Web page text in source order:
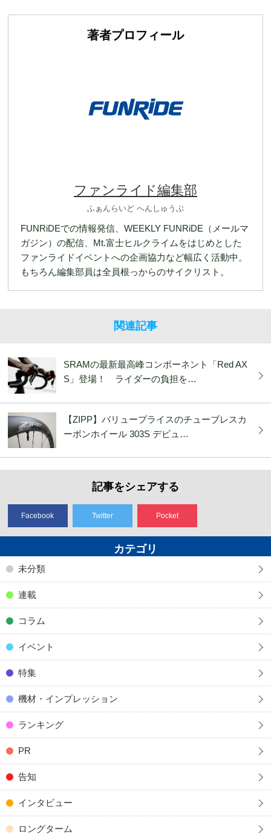
著者プロフィール
ファンライド編集部
ふぁんらいど へんしゅうぶ
FUNRiDEでの情報発信、WEEKLY FUNRiDE（メールマ
ガジン）の配信、Mt.富士ヒルクライムをはじめとした
ファンライドイベントへの企画協力など幅広く活動中。
もちろん編集部員は全員根っからのサイクリスト。
関連記事
SRAMの最新最高峰コンポーネント「Red AX
S」登場！ ライダーの負担を…
【ZIPP】バリュープライスのチューブレスカ
ーボンホイール 303S デビュ…
記事をシェアする
Facebook Twitter Pocket
カテゴリ
未分類
連載
コラム
イベント
特集
機材・インプレッション
ランキング
PR
告知
インタビュー
ロングターム